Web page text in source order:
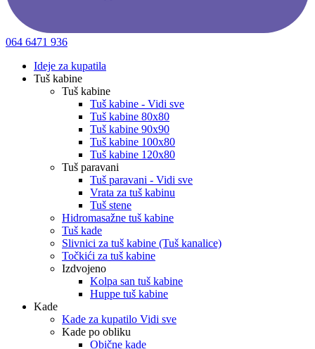
064 6471 936
Ideje za kupatila
Tuš kabine
Tuš kabine
Tuš kabine - Vidi sve
Tuš kabine 80x80
Tuš kabine 90x90
Tuš kabine 100x80
Tuš kabine 120x80
Tuš paravani
Tuš paravani - Vidi sve
Vrata za tuš kabinu
Tuš stene
Hidromasažne tuš kabine
Tuš kade
Slivnici za tuš kabine (Tuš kanalice)
Točkići za tuš kabine
Izdvojeno
Kolpa san tuš kabine
Huppe tuš kabine
Kade
Kade za kupatilo Vidi sve
Kade po obliku
Obične kade